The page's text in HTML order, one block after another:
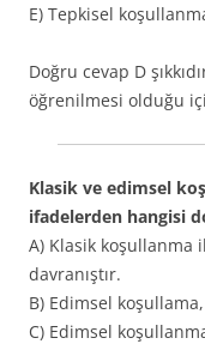
E) Tepkisel
Doğru cevap D
öğrenilmesi olduğu
Klasik ve edimsel
ifadelerden hangisi
A) Klasik koşullanma
davranıştır.
B) Edimsel
C) Edimsel